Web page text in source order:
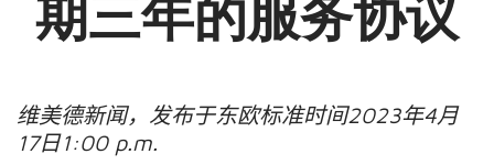
期三年的服务协议
维美德新闻，发布于东欧标准时间2023年4月
17日1:00 p.m.